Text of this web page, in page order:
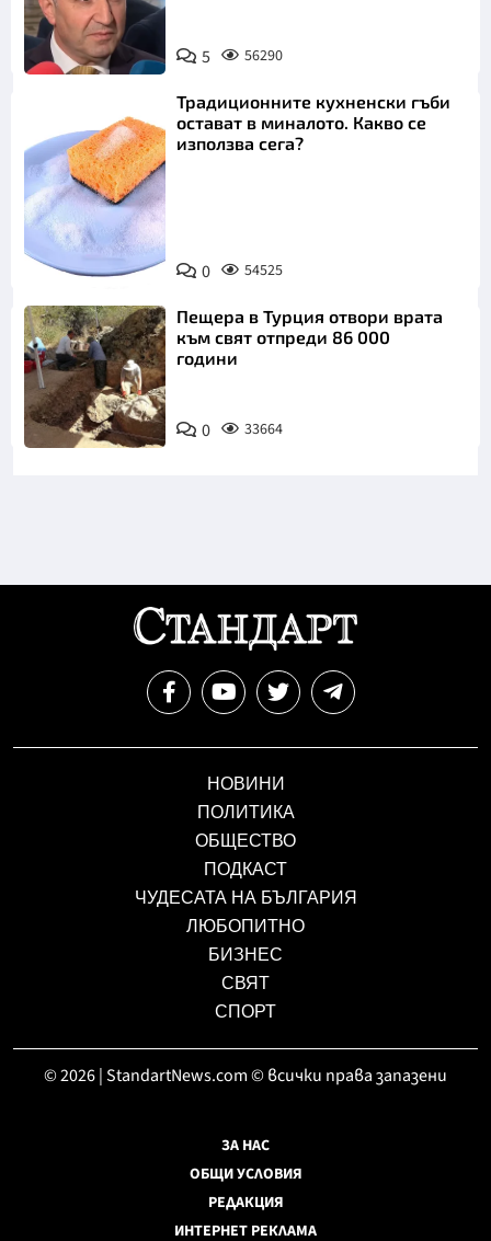
5 56290
Снимка:
Пиксабей
Традиционните кухненски гъби
остават в миналото. Какво се
използва сега?
0 54525
Пещера в Турция отвори врата
към свят отпреди 86 000
години
0 33664
НОВИНИ
ПОЛИТИКА
ОБЩЕСТВО
ПОДКАСТ
ЧУДЕСАТА НА БЪЛГАРИЯ
ЛЮБОПИТНО
БИЗНЕС
СВЯТ
СПОРТ
© 2026 | StandartNews.com © всички права запазени
ЗА НАС
ОБЩИ УСЛОВИЯ
РЕДАКЦИЯ
ИНТЕРНЕТ РЕКЛАМА